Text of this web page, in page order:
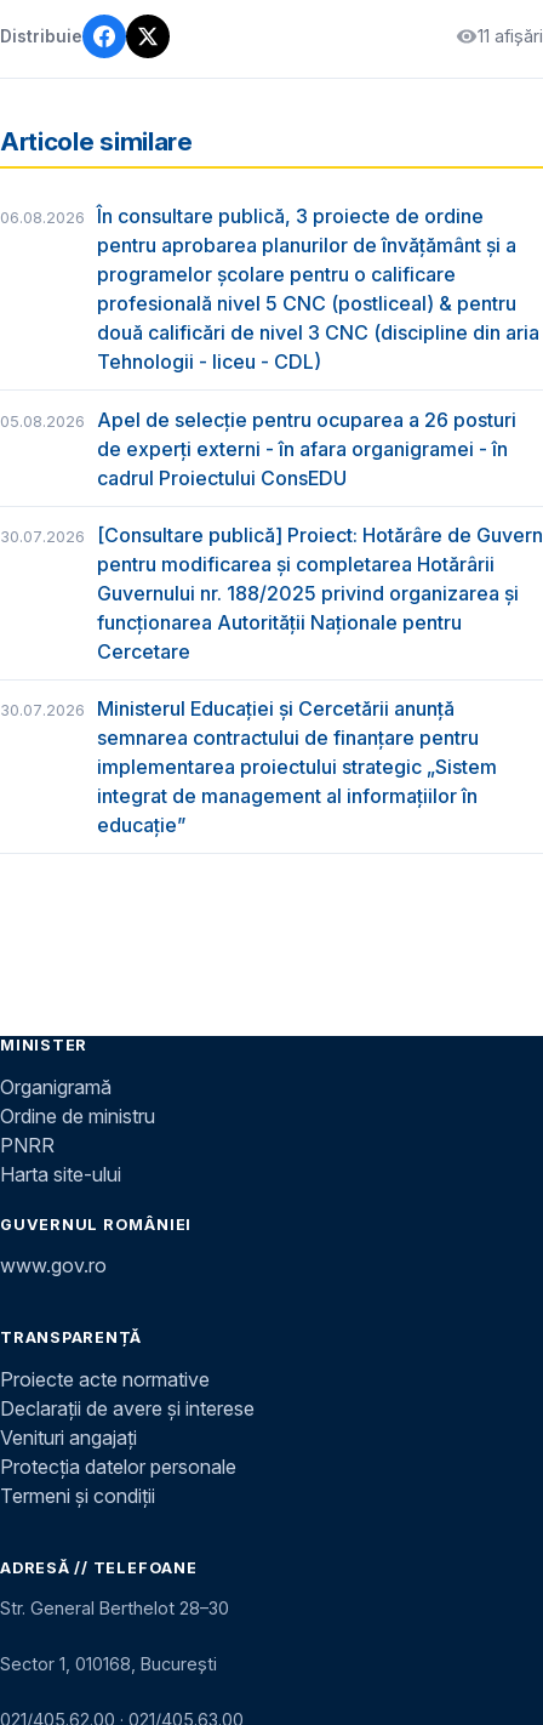
Distribuie 11 afișări
Articole similare
06.08.2026
În consultare publică, 3 proiecte de ordine
pentru aprobarea planurilor de învățământ și a
programelor școlare pentru o calificare
profesională nivel 5 CNC (postliceal) & pentru
două calificări de nivel 3 CNC (discipline din aria
Tehnologii - liceu - CDL)
05.08.2026
Apel de selecție pentru ocuparea a 26 posturi
de experți externi - în afara organigramei - în
cadrul Proiectului ConsEDU
30.07.2026
[Consultare publică] Proiect: Hotărâre de Guvern
pentru modificarea și completarea Hotărârii
Guvernului nr. 188/2025 privind organizarea şi
funcţionarea Autorităţii Naţionale pentru
Cercetare
30.07.2026
Ministerul Educației și Cercetării anunță
semnarea contractului de finanțare pentru
implementarea proiectului strategic „Sistem
integrat de management al informațiilor în
educație”
MINISTER
Organigramă
Ordine de ministru
PNRR
Harta site-ului
GUVERNUL ROMÂNIEI
www.gov.ro
TRANSPARENȚĂ
Proiecte acte normative
Declarații de avere și interese
Venituri angajați
Protecția datelor personale
Termeni și condiții
ADRESĂ // TELEFOANE
Str. General Berthelot 28–30
Sector 1, 010168, București
021/405.62.00 · 021/405.63.00